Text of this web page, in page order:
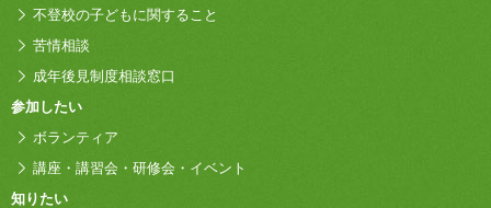
不登校の子どもに関すること
苦情相談
成年後見制度相談窓口
参加したい
ボランティア
講座・講習会・研修会・イベント
知りたい